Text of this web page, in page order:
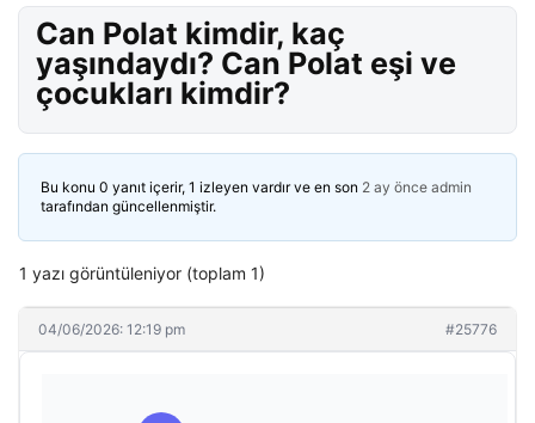
Can Polat kimdir, kaç
yaşındaydı? Can Polat eşi ve
çocukları kimdir?
Bu konu 0 yanıt içerir, 1 izleyen vardır ve en son 2 ay önce admin
tarafından güncellenmiştir.
1 yazı görüntüleniyor (toplam 1)
04/06/2026: 12:19 pm #25776